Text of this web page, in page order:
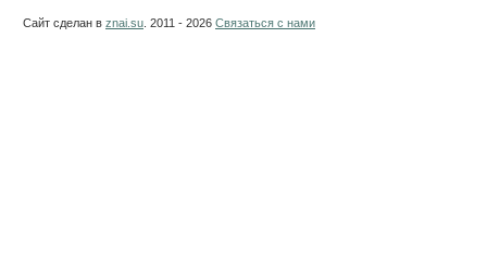
Сайт сделан в znai.su . 2011 - 2026 Связаться с нами